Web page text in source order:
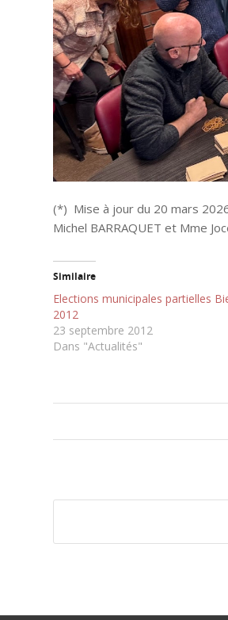
(*) Mise à jour du 20 mars
Michel BARRAQUET et Mme
Similaire
Elections municipales partielles
2012
23 septembre 2012
Dans "Actualités"